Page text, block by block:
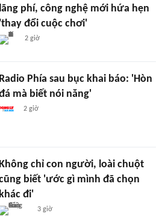
lãng phí, công nghệ mới hứa hẹn
'thay đổi cuộc chơi'
2 giờ
Radio Phía sau bục khai báo: 'Hòn
mà biết nói năng'
2 giờ
Không chỉ con người, loài chuột
biết 'ước gì mình đã chọn
khác đi'
3 giờ